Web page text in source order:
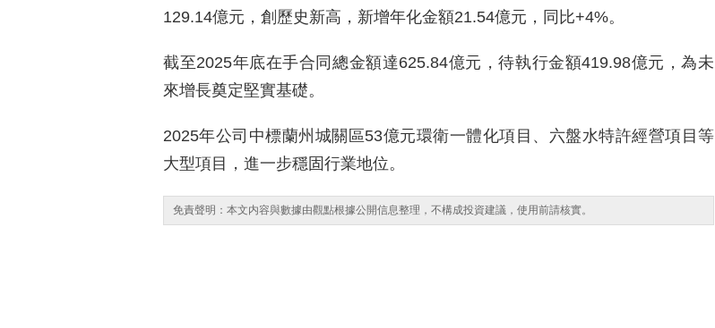
129.14億元，創歷史新高，新增年化金額21.54億元，同比+4%。
截至2025年底在手合同總金額達625.84億元，待執行金額419.98億元，為未
來增長奠定堅實基礎。
2025年公司中標蘭州城關區53億元環衛一體化項目、六盤水特許經營項目等
大型項目，進一步穩固行業地位。
免責聲明：本文内容與數據由觀點根據公開信息整理，不構成投資建議，使用前請核實。